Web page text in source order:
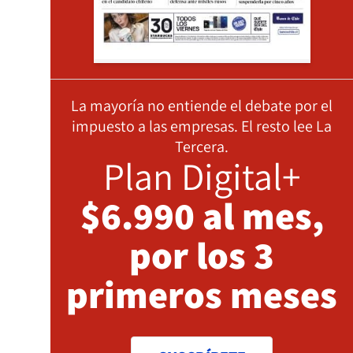
La mayoría no entiende el debate por el
impuesto a las empresas. El resto lee La
Tercera.
Plan Digital+
$6.990 al mes,
por los 3
primeros meses